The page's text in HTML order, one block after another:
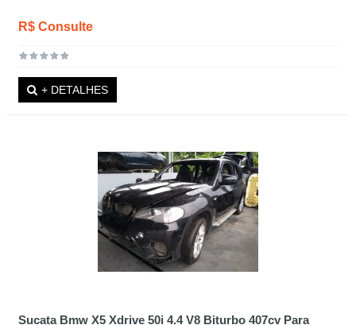
R$ Consulte
+ DETALHES
Sucata Bmw X5 Xdrive 50i 4.4 V8 Biturbo 407cv Para